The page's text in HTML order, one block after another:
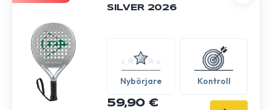
SILVER 2026
Nybörjare Kontroll
59,90 €